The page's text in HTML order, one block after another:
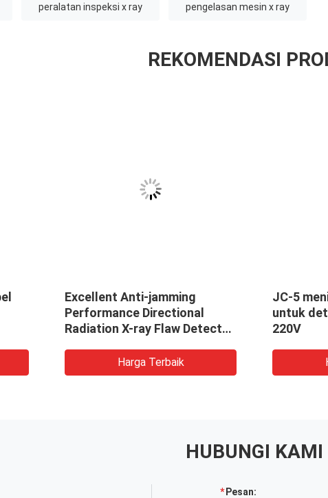
peralatan inspeksi x ray pengelasan mesin x ray
REKOMENDASI
Excellent Anti-jamming
Performance Directional
Radiation X-ray Flaw Detector
Harga Terbaik
JC-5
untuk
220V
HUBUNGI KAMI
Pesan: